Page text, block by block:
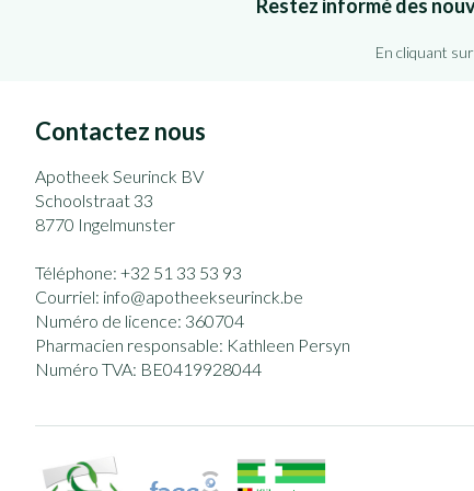
Restez informé des
En cliquant
Contactez nous
Apotheek Seurinck BV
Schoolstraat 33
8770 Ingelmunster
Téléphone: +32 51 33 53 93
Courriel: info@apotheekseurinck.be
Numéro de licence: 360704
Pharmacien responsable: Kathleen Persyn
Numéro TVA: BE0419928044